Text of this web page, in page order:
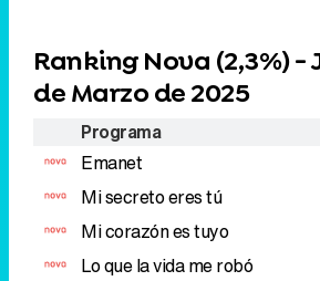
Ranking Nova (2,3%) -
de Marzo de 2025
Programa
Emanet
Mi secreto eres tú
Mi corazón es tuyo
Lo que la vida me robó